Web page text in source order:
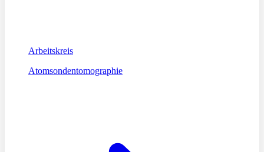
Arbeitskreis
Atomsondentomographie